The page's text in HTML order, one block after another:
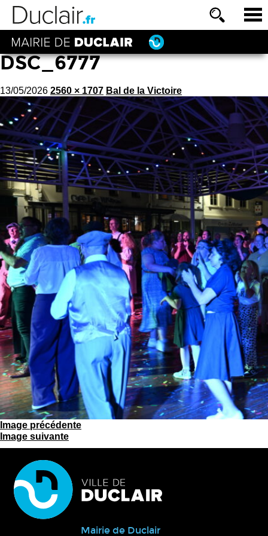
DSC_6777
13/05/2026 2560 × 1707 Bal de la Victoire
Image précédente
Image suivante
Mairie de Duclair